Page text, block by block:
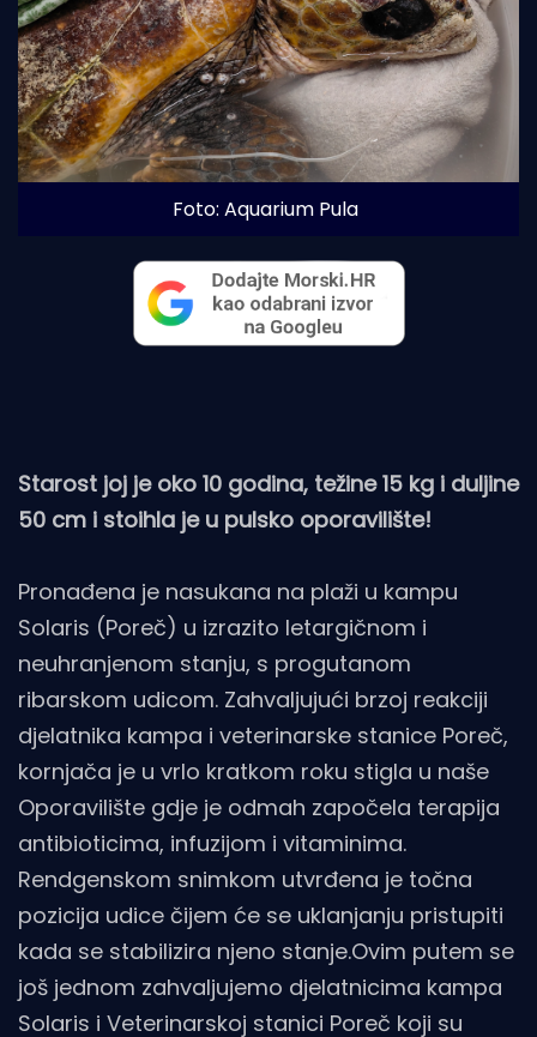
Foto: Aquarium Pula
Starost joj je oko 10 godina, težine 15 kg i duljine
50 cm i stoihla je u pulsko oporavilište!
Pronađena je nasukana na plaži u kampu
Solaris (Poreč) u izrazito letargičnom i
neuhranjenom stanju, s progutanom
ribarskom udicom. Zahvaljujući brzoj reakciji
djelatnika kampa i veterinarske stanice Poreč,
kornjača je u vrlo kratkom roku stigla u naše
Oporavilište gdje je odmah započela terapija
antibioticima, infuzijom i vitaminima.
Rendgenskom snimkom utvrđena je točna
pozicija udice čijem će se uklanjanju pristupiti
kada se stabilizira njeno stanje.Ovim putem se
još jednom zahvaljujemo djelatnicima kampa
Solaris i Veterinarskoj stanici Poreč koji su